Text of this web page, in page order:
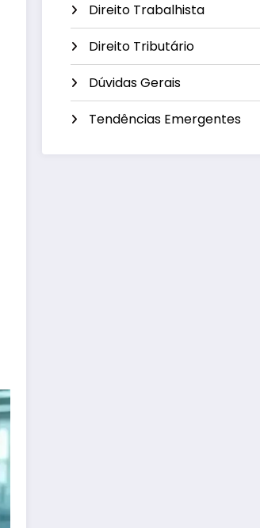
Direito Trabalhista
Direito Tributário
Dúvidas Gerais
Tendências Emergentes